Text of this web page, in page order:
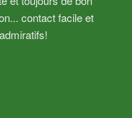
contact facile et